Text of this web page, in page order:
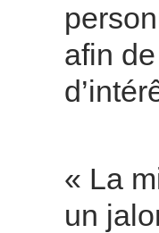
afin
« La
un